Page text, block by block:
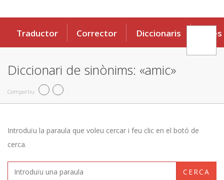
Traductor Corrector Diccionaris Eines
Diccionari de sinònims: «amic»
Compartiu
Introduïu la paraula que voleu cercar i feu clic en el botó de
cerca.
CERCA